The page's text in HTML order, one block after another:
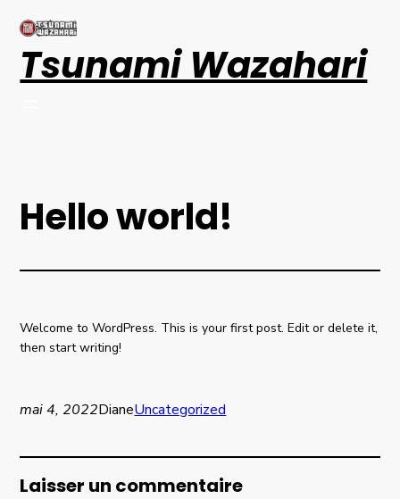
Tsunami Wazahari
Hello world!
Welcome to WordPress. This is your first post. Edit or delete it,
then start writing!
mai 4, 2022DianeUncategorized
Laisser un commentaire